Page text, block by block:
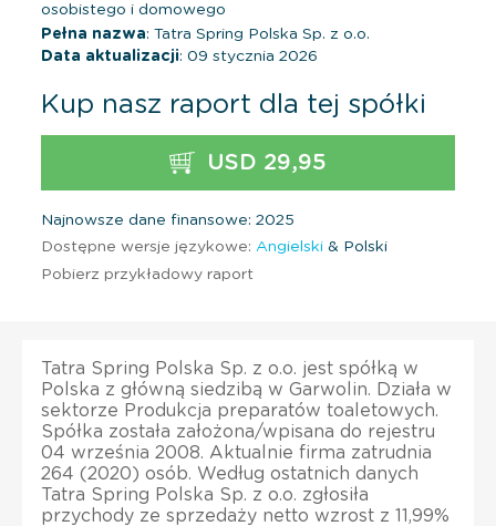
osobistego i domowego
Pełna nazwa: Tatra Spring Polska Sp. z o.o.
Data aktualizacji: 09 stycznia 2026
Kup nasz raport dla tej spółki
USD 29,95
Najnowsze dane finansowe: 2025
Dostępne wersje językowe: Angielski & Polski
Pobierz przykładowy raport
Tatra Spring Polska Sp. z o.o. jest spółką w
Polska z główną siedzibą w Garwolin. Działa w
sektorze Produkcja preparatów toaletowych.
Spółka została założona/wpisana do rejestru
04 września 2008. Aktualnie firma zatrudnia
264 (2020) osób. Według ostatnich danych
Tatra Spring Polska Sp. z o.o. zgłosiła
przychody ze sprzedaży netto wzrost z 11,99%